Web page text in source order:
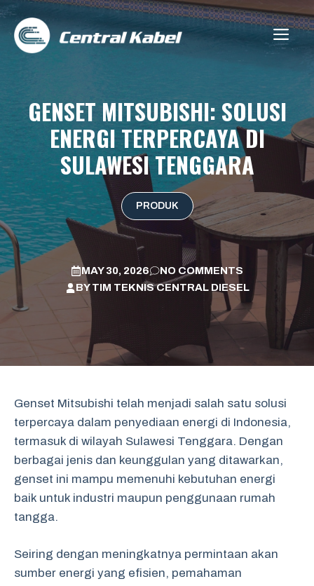
Skip
content
GENSET MITSUBISHI: SOLUSI
ENERGI TERPERCAYA DI
SULAWESI TENGGARA
PRODUK
MAY 30, 2026
NO COMMENTS
BYTIM TEKNIS CENTRAL DIESEL
Genset Mitsubishi telah menjadi salah satu solusi
terpercaya dalam penyediaan energi di Indonesia,
termasuk di wilayah Sulawesi Tenggara. Dengan
berbagai jenis dan keunggulan yang ditawarkan,
genset ini mampu memenuhi kebutuhan energi
baik untuk industri maupun penggunaan rumah
tangga.
Seiring dengan meningkatnya permintaan akan
sumber energi yang efisien, pemahaman